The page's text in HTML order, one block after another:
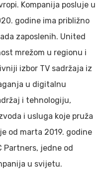
Kompanija posluje u
godine ima približno
zaposlenih. United
mrežom u regionu i
izbor TV sadržaja iz
u digitalnu
i tehnologiju,
i usluga koje pruža
od marta 2019. godine
Partners, jedne od
u svijetu.